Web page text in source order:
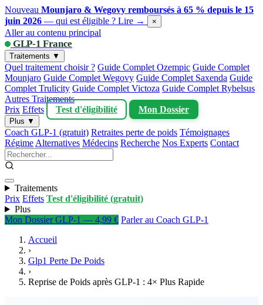
Nouveau Mounjaro & Wegovy remboursés à 65 % depuis le 15
juin 2026 — qui est éligible ? Lire → ×
Aller au contenu principal
GLP-1 France
Traitements ▼
Quel traitement choisir ? Guide Complet Ozempic Guide Complet
Mounjaro Guide Complet Wegovy Guide Complet Saxenda Guide
Complet Trulicity Guide Complet Victoza Guide Complet Rybelsus
Autres Traitements
Prix Effets Test d'éligibilité Mon Dossier
Plus ▼
Coach GLP-1 (gratuit) Retraites perte de poids Témoignages
Régime Alternatives Médecins Recherche Nos Experts Contact
Traitements
Prix Effets Test d'éligibilité (gratuit)
Plus
Mon Dossier GLP-1 — 4,99 € Parler au Coach GLP-1
Accueil
›
Glp1 Perte De Poids
›
Reprise de Poids après GLP-1 : 4× Plus Rapide